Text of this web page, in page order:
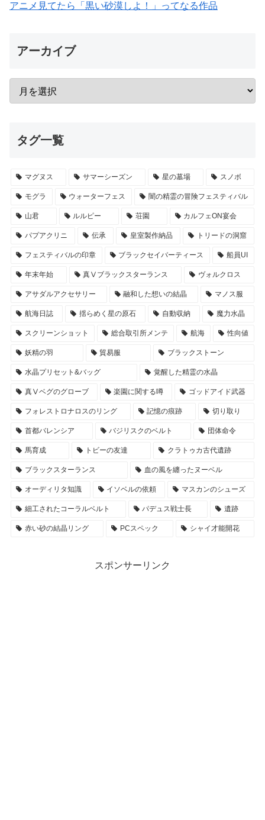
アニメ見てたら「黒い砂漠しよ！」ってなる作品
アーカイブ
タグ一覧
マグヌス サマーシーズン 星の墓場 スノボ
モグラ ウォーターフェス 闇の精霊の冒険フェスティバル
山君 ルルピー 荘園 カルフェON宴会
パプアクリニ 伝承 皇室製作納品 トリードの洞窟
フェスティバルの印章 ブラックセイバーティース 船員UI
年末年始 真Ⅴブラックスターランス ヴォルクロス
アサダルアクセサリー 融和した想いの結晶 マノス服
航海日誌 揺らめく星の原石 自動収納 魔力水晶
スクリーンショット 総合取引所メンテ 航海 性向値
妖精の羽 貿易服 ブラックストーン
水晶プリセット&バッグ 覚醒した精霊の水晶
真Ⅴベグのグローブ 楽園に関する噂 ゴッドアイド武器
フォレストロナロスのリング 記憶の痕跡 切り取り
首都バレンシア バジリスクのベルト 団体命令
馬育成 トビーの友達 クラトゥカ古代遺跡
ブラックスターランス 血の風を纏ったヌーベル
オーディリタ知識 イソベルの依頼 マスカンのシューズ
細工されたコーラルベルト パデュス戦士長 遺跡
赤い砂の結晶リング PCスペック シャイ才能開花
スポンサーリンク